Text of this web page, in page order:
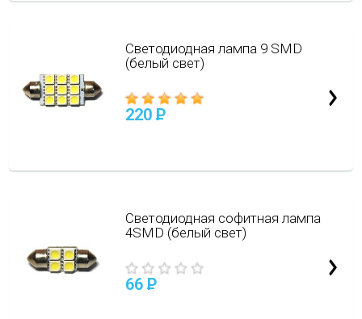
Светодиодная лампа 9 SMD
(белый свет)
220 P
Светодиодная софитная лампа
4SMD (белый свет)
66 P